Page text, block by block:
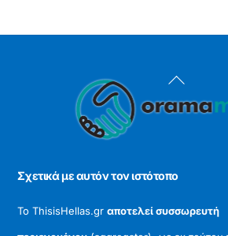
Back
To
Σχετικά με αυτόν τον ιστότοπο
Το ThisisHellas.grαποτελεί συσσωρευτή